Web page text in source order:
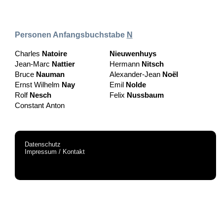
Personen Anfangsbuchstabe N
Charles Natoire
Jean-Marc Nattier
Bruce Nauman
Ernst Wilhelm Nay
Rolf Nesch
Constant Anton
Nieuwenhuys
Hermann Nitsch
Alexander-Jean Noël
Emil Nolde
Felix Nussbaum
Datenschutz
Impressum / Kontakt